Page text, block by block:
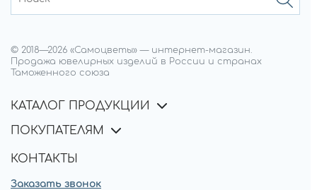
© 2018—2026 «Самоцветы» — интернет-магазин.
Продажа ювелирных изделий в России и странах
Таможенного союза
КАТАЛОГ ПРОДУКЦИИ
ПОКУПАТЕЛЯМ
КОНТАКТЫ
Заказать звонок